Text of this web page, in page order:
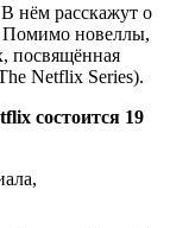
нём расскажут о
новеллы,
посвящённая
Netflix Series).
состоится 19